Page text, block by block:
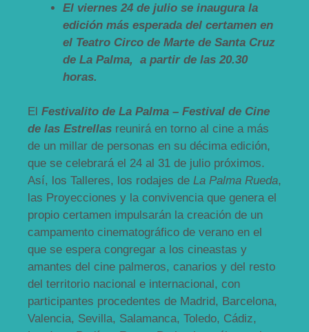
El viernes 24 de julio se inaugura la
edición más esperada del certamen en
el Teatro Circo de Marte de Santa Cruz
de La Palma, a partir de las 20.30
horas.
El Festivalito de La Palma – Festival de Cine
de las Estrellas reunirá en torno al cine a más
de un millar de personas en su décima edición,
que se celebrará el 24 al 31 de julio próximos.
Así, los Talleres, los rodajes de La Palma Rueda,
las Proyecciones y la convivencia que genera el
propio certamen impulsarán la creación de un
campamento cinematográfico de verano en el
que se espera congregar a los cineastas y
amantes del cine palmeros, canarios y del resto
del territorio nacional e internacional, con
participantes procedentes de Madrid, Barcelona,
Valencia, Sevilla, Salamanca, Toledo, Cádiz,